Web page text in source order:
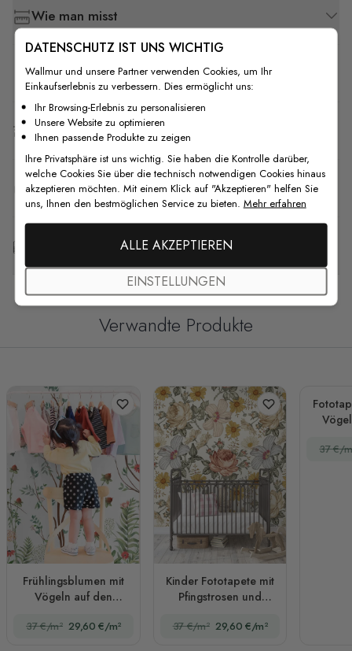
Wie man misst
Wie man installiert
Versand & Rückgabe
F.A.Q
Kostenlose Anpassung
Verwandte Produkte
Frühlingsblumen mit
Vögeln auf den
37 €/m² 29,60 €/m²
Kinder Fototapete mit
Pfingstrosen und
37 €/m² 29,60 €/m²
37 €/
DATENSCHUTZ IST UNS WICHTIG
Wallmur und unsere Partner verwenden Cookies, um Ihr
Einkaufserlebnis zu verbessern. Dies ermöglicht uns:
Ihr Browsing-Erlebnis zu personalisieren
Unsere Website zu optimieren
Ihnen passende Produkte zu zeigen
Ihre Privatsphäre ist uns wichtig. Sie haben die Kontrolle darüber,
welche Cookies Sie über die technisch notwendigen Cookies hinaus
akzeptieren möchten. Mit einem Klick auf "Akzeptieren" helfen Sie
uns, Ihnen den bestmöglichen Service zu bieten. Mehr erfahren
ALLE AKZEPTIEREN
EINSTELLUNGEN